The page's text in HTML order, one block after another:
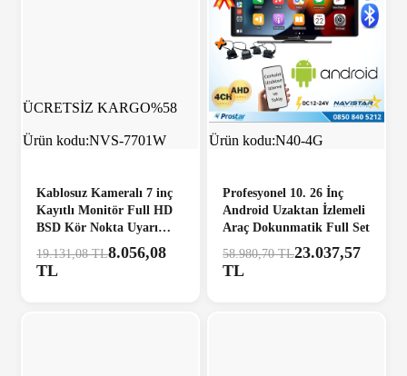
ÜCRETSİZ KARGO%58
Ürün kodu:NVS-7701W
Kablosuz Kameralı 7 inç
Kayıtlı Monitör Full HD
BSD Kör Nokta Uyarı
Sistemli Tak Kullan
Kamera Seti
19.131,08 TL8.056,08
TL
ÜCRETSİZ KARGO%61
Ürün kodu:N40-4G
Profesyonel 10. 26 İnç
Android Uzaktan İzlemeli
Araç Dokunmatik Full Set
58.980,70 TL23.037,57
TL